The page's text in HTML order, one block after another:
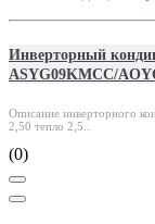
Инверторный
ASYG09KMCC/
Описание инверторного
2,50 тепло 2,5..
(0)